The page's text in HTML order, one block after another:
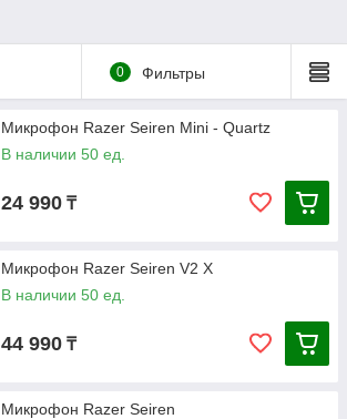
0 Фильтры
Микрофон Razer Seiren Mini - Quartz
В наличии 50 ед.
24 990 ₸
Микрофон Razer Seiren V2 X
В наличии 50 ед.
44 990 ₸
Микрофон Razer Seiren